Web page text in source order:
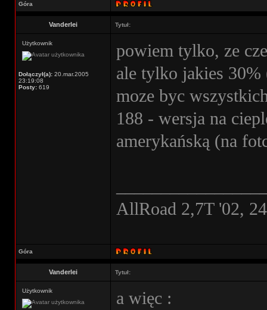
Góra
Vanderlei Tytuł:
Użytkownik
Dołączył(a): 20.mar.2005
23:19:08
Posty: 619
powiem tylko, ze
ale tylko jakies 30%
moze byc
188 - wersja na
amerykańską (na
AllRoad 2,7T '02,
Góra
Vanderlei Tytuł:
Użytkownik
a więc :